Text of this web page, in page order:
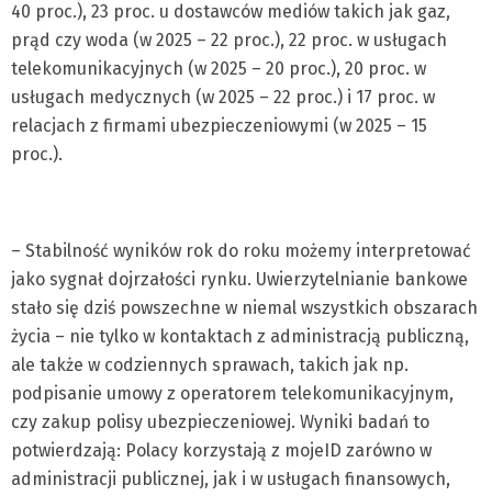
40 proc.), 23 proc. u dostawców mediów takich jak gaz,
prąd czy woda (w 2025 – 22 proc.), 22 proc. w usługach
telekomunikacyjnych (w 2025 – 20 proc.), 20 proc. w
usługach medycznych (w 2025 – 22 proc.) i 17 proc. w
relacjach z firmami ubezpieczeniowymi (w 2025 – 15
proc.).
– Stabilność wyników rok do roku możemy interpretować
jako sygnał dojrzałości rynku. Uwierzytelnianie bankowe
stało się dziś powszechne w niemal wszystkich obszarach
życia – nie tylko w kontaktach z administracją publiczną,
ale także w codziennych sprawach, takich jak np.
podpisanie umowy z operatorem telekomunikacyjnym,
czy zakup polisy ubezpieczeniowej. Wyniki badań to
potwierdzają: Polacy korzystają z mojeID zarówno w
administracji publicznej, jak i w usługach finansowych,